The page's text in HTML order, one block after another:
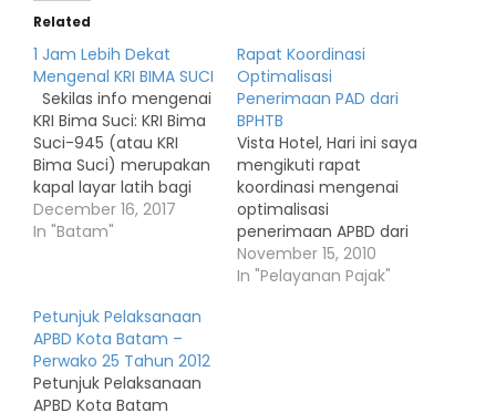
Related
1 Jam Lebih Dekat
Mengenal KRI BIMA SUCI
Sekilas info mengenai
KRI Bima Suci: KRI Bima
Suci-945 (atau KRI
Bima Suci) merupakan
kapal layar latih bagi
taruna/kadet
pengganti kapal
peresmian tersebut KRI
Bima Suci masuk ke
dalam jajaran TNI
Angkatan Laut sebagai
Kapal Layar Latih
December 16, 2017
In "Batam"
Rapat Koordinasi
Optimalisasi
Penerimaan PAD dari
BPHTB
Vista Hotel, Hari ini saya
mengikuti rapat
koordinasi mengenai
optimalisasi
penerimaan APBD dari
BPHTB (bea perolehan
hak atas tanah dan
November 15, 2010
In "Pelayanan Pajak"
Petunjuk Pelaksanaan
APBD Kota Batam –
Perwako 25 Tahun 2012
Petunjuk Pelaksanaan
APBD Kota Batam